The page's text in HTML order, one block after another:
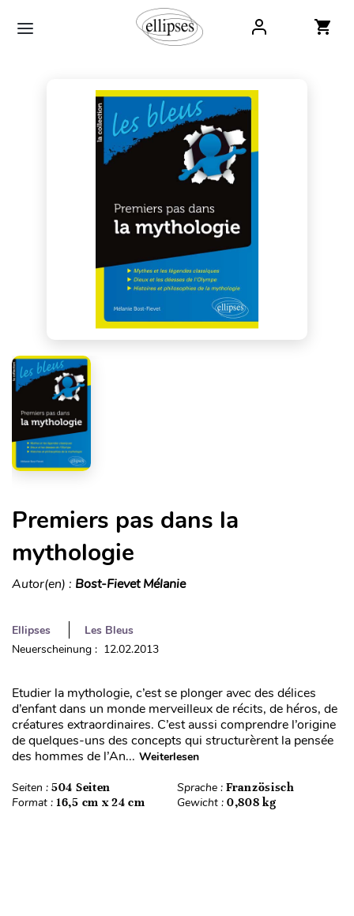
Premiers pas dans la
mythologie
Autor(en) : Bost-Fievet Mélanie
Ellipses
Les Bleus
Neuerscheinung : 12.02.2013
Etudier la mythologie, c’est se plonger avec des délices
d’enfant dans un monde merveilleux de récits, de héros, de
créatures extraordinaires. C’est aussi comprendre l’origine
de quelques-uns des concepts qui structurèrent la pensée
des hommes de l’An... Weiterlesen
Seiten : 504 Seiten Sprache : Französisch
Format : 16,5 cm x 24 cm Gewicht : 0,808 kg